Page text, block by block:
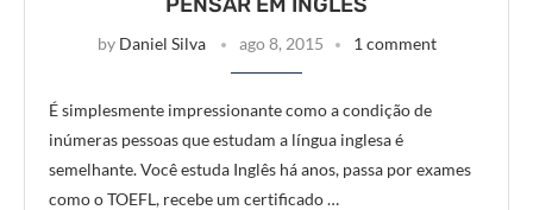
by Daniel Silva ago 8, 2015 1 comment
É simplesmente impressionante como a condição de
inúmeras pessoas que estudam a língua inglesa é
semelhante. Você estuda Inglês há anos, passa por exames
como o TOEFL, recebe um certificado …